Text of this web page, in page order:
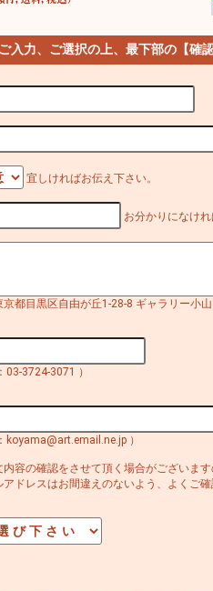
入力、ご選択の上、最下部の【確
宜しければお伝え下さい。
お分かりになけれ
京都目黒区自由が丘1-28-8 ギャラリー小山
03-3724-3071 ）
koyama@art.email.ne.jp ）
内容の確認をさせて頂く場合がございます
アドレスはお間違えのないよう、よくご確